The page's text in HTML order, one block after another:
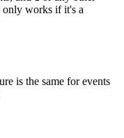
only works if it's a
is the same for events